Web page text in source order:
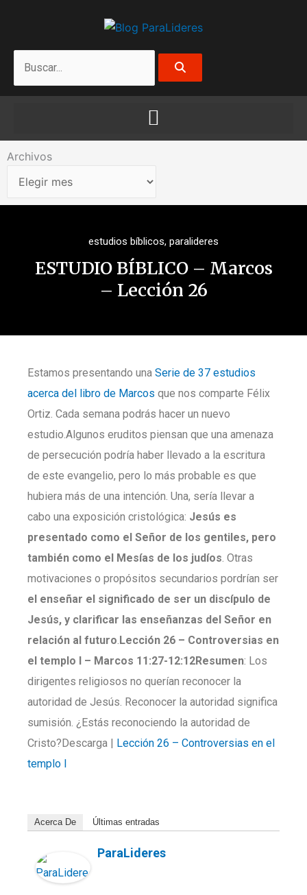
Archivos
Archivos
estudios bíblicos, paralideres
ESTUDIO BÍBLICO – Marcos
– Lección 26
Estamos presentando una Serie de 37 estudios
acerca del libro de Marcos que nos comparte Félix
Ortiz. Cada semana podrás hacer un nuevo
estudio.Algunos eruditos piensan que una amenaza
de persecución podría haber llevado a la escritura
de este evangelio, pero lo más probable es que
hubiera más de una intención. Una, sería llevar a
cabo una exposición cristológica: Jesús es
presentado como el Señor de los gentiles, pero
también como el Mesías de los judíos . Otras
motivaciones o propósitos secundarios pordrían ser
el enseñar el significado de ser un discípulo de
Jesús, y clarificar las enseñanzas del Señor en
relación al futuro Lección 26 – Controversias en
el templo I – Marcos 11:27-12:12Resumen: Los
dirigentes religiosos no querían reconocer la
autoridad de Jesús. Reconocer la autoridad significa
sumisión. ¿Estás reconociendo la autoridad de
Cristo?Descarga | Lección 26 – Controversias en el
templo I
Acerca De Últimas entradas
ParaLideres